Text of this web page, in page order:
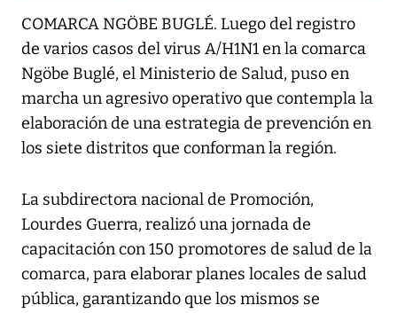
COMARCA NGÖBE BUGLÉ. Luego del registro
de varios casos del virus A/H1N1 en la comarca
Ngöbe Buglé, el Ministerio de Salud, puso en
marcha un agresivo operativo que contempla la
elaboración de una estrategia de prevención en
los siete distritos que conforman la región.
La subdirectora nacional de Promoción,
Lourdes Guerra, realizó una jornada de
capacitación con 150 promotores de salud de la
comarca, para elaborar planes locales de salud
pública, garantizando que los mismos se